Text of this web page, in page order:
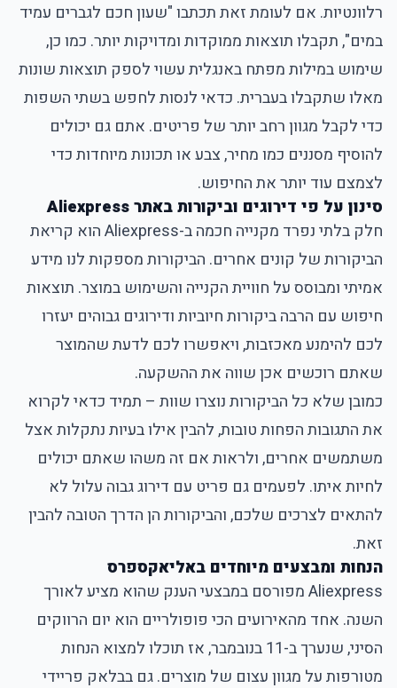
רלוונטיות. אם לעומת זאת תכתבו "שעון חכם לגברים עמיד
במים", תקבלו תוצאות ממוקדות ומדויקות יותר. כמו כן,
שימוש במילות מפתח באנגלית עשוי לספק תוצאות שונות
מאלו שתקבלו בעברית. כדאי לנסות לחפש בשתי השפות
כדי לקבל מגוון רחב יותר של פריטים. אתם גם יכולים
להוסיף מסננים כמו מחיר, צבע או תכונות מיוחדות כדי
לצמצם עוד יותר את החיפוש.
סינון על פי דירוגים וביקורות באתר Aliexpress
חלק בלתי נפרד מקנייה חכמה ב-Aliexpress הוא קריאת
הביקורות של קונים אחרים. הביקורות מספקות לנו מידע
אמיתי ומבוסס על חוויית הקנייה והשימוש במוצר. תוצאות
חיפוש עם הרבה ביקורות חיוביות ודירוגים גבוהים יעזרו
לכם להימנע מאכזבות, ויאפשרו לכם לדעת שהמוצר
שאתם רוכשים אכן שווה את ההשקעה.
כמובן שלא כל הביקורות נוצרו שוות – תמיד כדאי לקרוא
את התגובות הפחות טובות, להבין אילו בעיות נתקלות אצל
משתמשים אחרים, ולראות אם זה משהו שאתם יכולים
לחיות איתו. לפעמים גם פריט עם דירוג גבוה עלול לא
להתאים לצרכים שלכם, והביקורות הן הדרך הטובה להבין
זאת.
הנחות ומבצעים מיוחדים באליאקספרס
Aliexpress מפורסם במבצעי הענק שהוא מציע לאורך
השנה. אחד מהאירועים הכי פופולריים הוא יום הרווקים
הסיני, שנערך ב-11 בנובמבר, אז תוכלו למצוא הנחות
מטורפות על מגוון עצום של מוצרים. גם בבלאק פריידי